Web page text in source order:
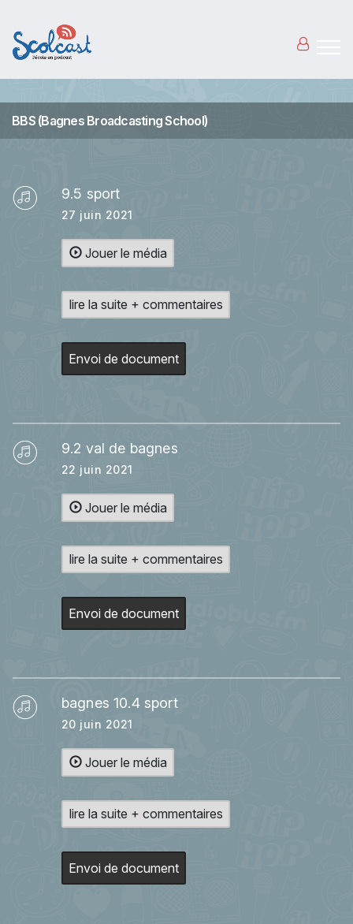
BBS (Bagnes Broadcasting School)
9.5 sport
27 juin 2021
Jouer le média
lire la suite + commentaires
Envoi de document
9.2 val de bagnes
22 juin 2021
Jouer le média
lire la suite + commentaires
Envoi de document
bagnes 10.4 sport
20 juin 2021
Jouer le média
lire la suite + commentaires
Envoi de document